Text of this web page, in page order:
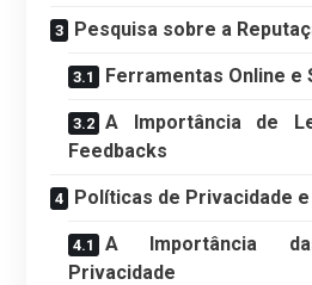
Pesquisa sobre a
Ferramentas Online e
A Importância de
Feedbacks
Políticas de Privacidade
A Importância
Privacidade